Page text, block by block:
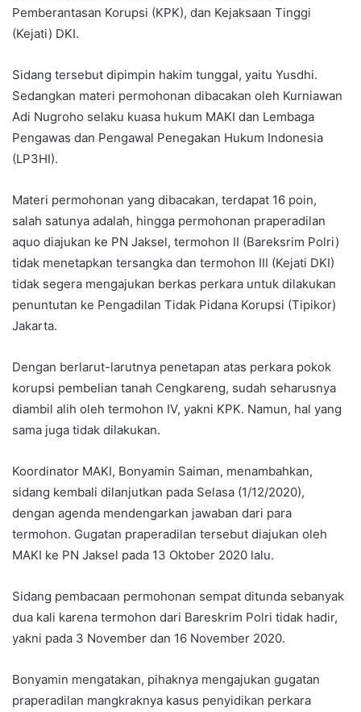
Pemberantasan Korupsi (KPK), dan Kejaksaan Tinggi
(Kejati) DKI.
Sidang tersebut dipimpin hakim tunggal, yaitu Yusdhi.
Sedangkan materi permohonan dibacakan oleh Kurniawan
Adi Nugroho selaku kuasa hukum MAKI dan Lembaga
Pengawas dan Pengawal Penegakan Hukum Indonesia
(LP3HI).
Materi permohonan yang dibacakan, terdapat 16 poin,
salah satunya adalah, hingga permohonan praperadilan
aquo diajukan ke PN Jaksel, termohon II (Bareksrim Polri)
tidak menetapkan tersangka dan termohon III (Kejati DKI)
tidak segera mengajukan berkas perkara untuk dilakukan
penuntutan ke Pengadilan Tidak Pidana Korupsi (Tipikor)
Jakarta.
Dengan berlarut-larutnya penetapan atas perkara pokok
korupsi pembelian tanah Cengkareng, sudah seharusnya
diambil alih oleh termohon IV, yakni KPK. Namun, hal yang
sama juga tidak dilakukan.
Koordinator MAKI, Bonyamin Saiman, menambahkan,
sidang kembali dilanjutkan pada Selasa (1/12/2020),
dengan agenda mendengarkan jawaban dari para
termohon. Gugatan praperadilan tersebut diajukan oleh
MAKI ke PN Jaksel pada 13 Oktober 2020 lalu.
Sidang pembacaan permohonan sempat ditunda sebanyak
dua kali karena termohon dari Bareskrim Polri tidak hadir,
yakni pada 3 November dan 16 November 2020.
Bonyamin mengatakan, pihaknya mengajukan gugatan
praperadilan mangkraknya kasus penyidikan perkara